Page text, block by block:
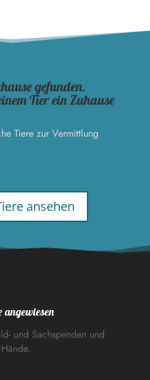
gefunden.
Tier ein Zuhause
Tiere zur Vermittlung
ansehen
und Sachspenden und